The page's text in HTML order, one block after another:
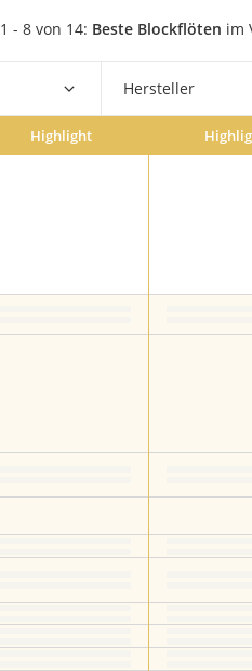
1 - 8 von 14: Beste Blockflöten im
Hersteller
Highlight